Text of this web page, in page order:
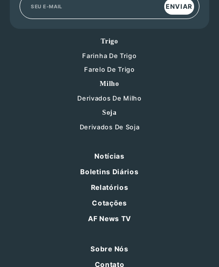
ENVIAR
Trigo
Farinha De Trigo
Farelo De Trigo
Milho
Derivados De Milho
Soja
Derivados De Soja
Notícias
Boletins Diários
Relatórios
Cotações
AF News TV
Sobre Nós
Contato